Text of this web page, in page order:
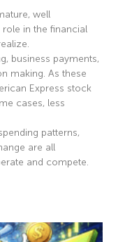
well
in the financial
business payments,
making. As these
Express stock
cases, less
patterns,
are all
and compete.